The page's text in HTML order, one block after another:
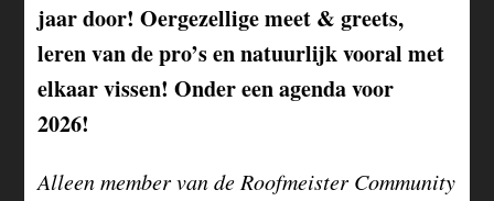
jaar door! Oergezellige meet & greets,
leren van de pro’s en natuurlijk vooral met
elkaar vissen! Onder een agenda voor
2026!
Alleen member van de Roofmeister Community